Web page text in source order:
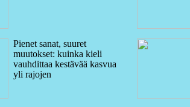
Pienet sanat, suuret
muutokset: kuinka kieli
vauhdittaa kestävää kasvua
yli rajojen